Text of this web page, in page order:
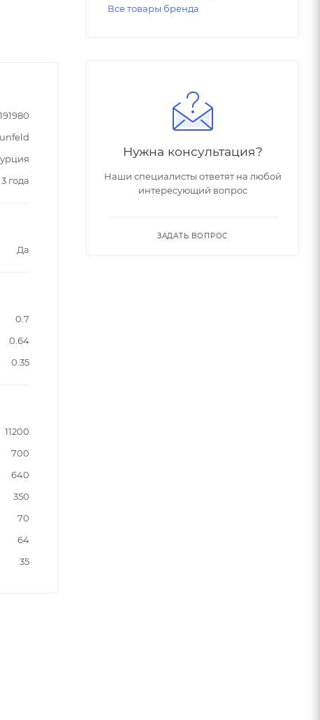
3 года
Да
0.7
0.64
0.35
11200
700
640
350
70
64
35
Все товары бренда
Нужна консультация?
Наши специалисты ответят на любой
интересующий вопрос
ЗАДАТЬ ВОПРОС